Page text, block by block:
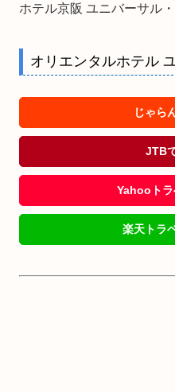
ホテル京阪 ユニバーサル
オリエンタルホテル
じゃら
JTB
Yahooト
楽天トラ